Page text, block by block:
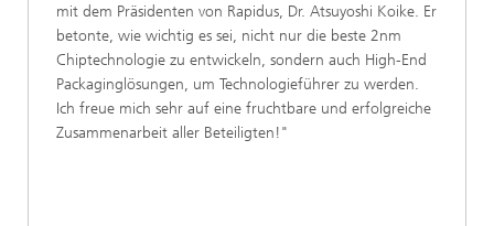
mit dem Präsidenten von Rapidus, Dr. Atsuyoshi Koike. Er
betonte, wie wichtig es sei, nicht nur die beste 2nm
Chiptechnologie zu entwickeln, sondern auch High-End
Packaginglösungen, um Technologieführer zu werden.
Ich freue mich sehr auf eine fruchtbare und erfolgreiche
Zusammenarbeit aller Beteiligten!"